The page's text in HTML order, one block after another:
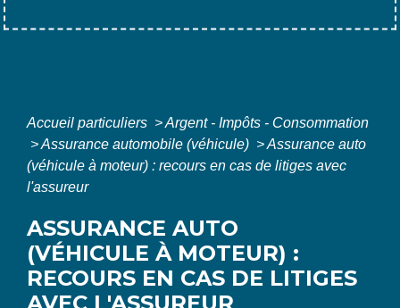
Accueil particuliers >Argent - Impôts - Consommation
>Assurance automobile (véhicule) >Assurance auto
(véhicule à moteur) : recours en cas de litiges avec
l'assureur
ASSURANCE AUTO
(VÉHICULE À MOTEUR) :
RECOURS EN CAS DE LITIGES